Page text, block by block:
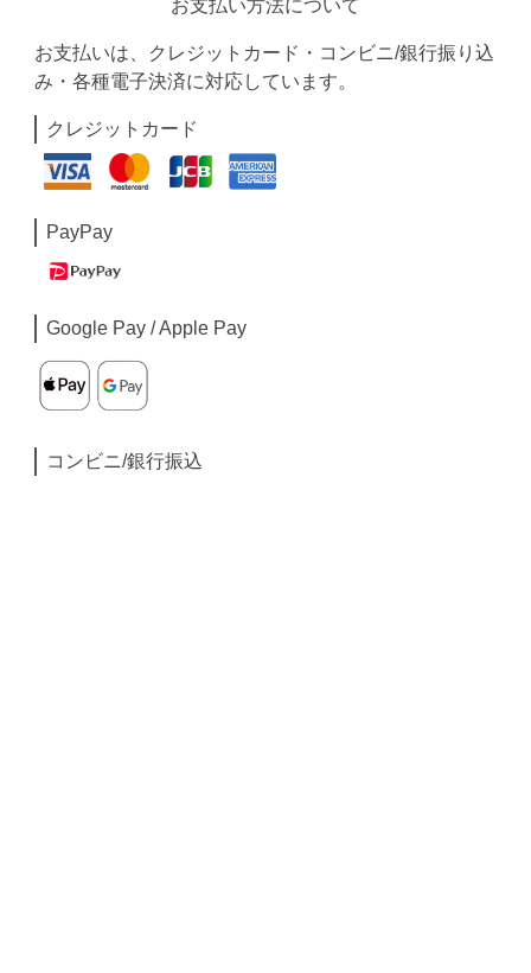
お支払い方法について
お支払いは、クレジットカード・コンビニ/銀行振り込
み・各種電子決済に対応しています。
クレジットカード
PayPay
Google Pay / Apple Pay
コンビニ/銀行振込